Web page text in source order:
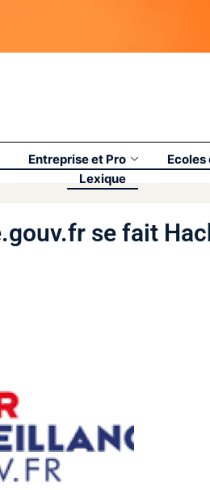
Entreprise et Pro Ecoles
Lexique
se fait